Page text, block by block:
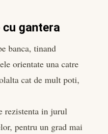
cu gantera
banca, tinand
orientate una catre
cat de mult poti,
rezistenta in jurul
pentru un grad mai